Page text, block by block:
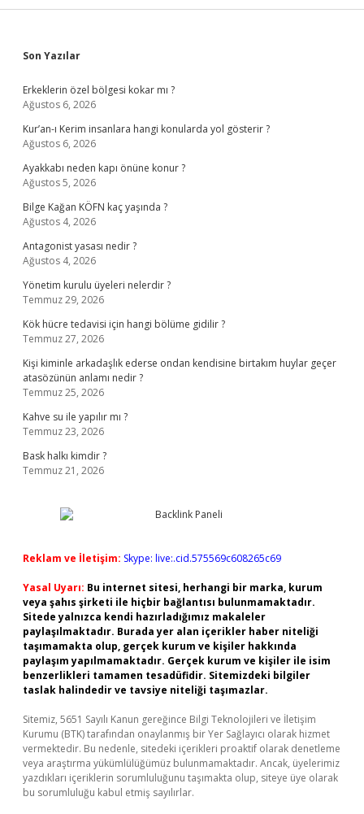
Sidebar
Son Yazılar
Erkeklerin özel bölgesi kokar mı ?
Ağustos 6, 2026
Kur’an-ı Kerim insanlara hangi konularda yol gösterir ?
Ağustos 6, 2026
Ayakkabı neden kapı önüne konur ?
Ağustos 5, 2026
Bilge Kağan KÖFN kaç yaşında ?
Ağustos 4, 2026
Antagonist yasası nedir ?
Ağustos 4, 2026
Yönetim kurulu üyeleri nelerdir ?
Temmuz 29, 2026
Kök hücre tedavisi için hangi bölüme gidilir ?
Temmuz 27, 2026
Kişi kiminle arkadaşlık ederse ondan kendisine birtakım huylar geçer
atasözünün anlamı nedir ?
Temmuz 25, 2026
Kahve su ile yapılır mı ?
Temmuz 23, 2026
Bask halkı kimdir ?
Temmuz 21, 2026
Reklam ve İletişim: Skype: live:.cid.575569c608265c69
Yasal Uyarı: Bu internet sitesi, herhangi bir marka, kurum
veya şahıs şirketi ile hiçbir bağlantısı bulunmamaktadır.
Sitede yalnızca kendi hazırladığımız makaleler
paylaşılmaktadır. Burada yer alan içerikler haber niteliği
taşımamakta olup, gerçek kurum ve kişiler hakkında
paylaşım yapılmamaktadır. Gerçek kurum ve kişiler ile isim
benzerlikleri tamamen tesadüfidir. Sitemizdeki bilgiler
taslak halindedir ve tavsiye niteliği taşımazlar.
Sitemiz, 5651 Sayılı Kanun gereğince Bilgi Teknolojileri ve İletişim
Kurumu (BTK) tarafından onaylanmış bir Yer Sağlayıcı olarak hizmet
vermektedir. Bu nedenle, sitedeki içerikleri proaktif olarak denetleme
veya araştırma yükümlülüğümüz bulunmamaktadır. Ancak, üyelerimiz
yazdıkları içeriklerin sorumluluğunu taşımakta olup, siteye üye olarak
bu sorumluluğu kabul etmiş sayılırlar.